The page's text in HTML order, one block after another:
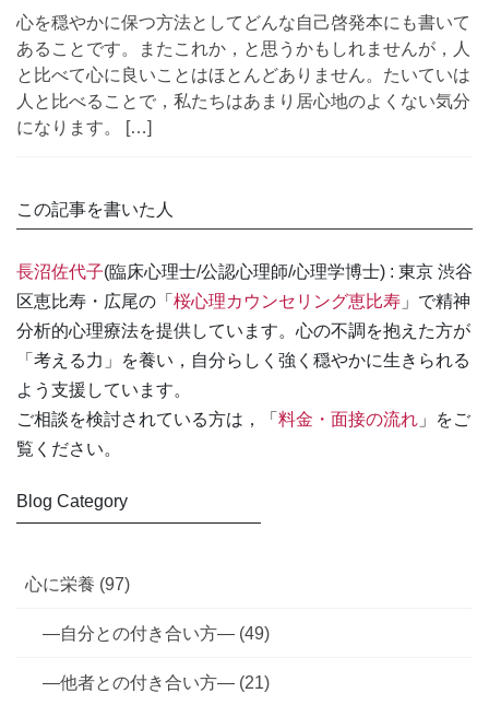
心を穏やかに保つ方法としてどんな自己啓発本にも書いて
あることです。またこれか，と思うかもしれませんが，人
と比べて心に良いことはほとんどありません。たいていは
人と比べることで，私たちはあまり居心地のよくない気分
になります。 […]
この記事を書いた人
長沼佐代子(臨床心理士/公認心理師/心理学博士) : 東京 渋谷
区恵比寿・広尾の「 桜心理カウンセリング恵比寿 」で精神
分析的心理療法を提供しています。心の不調を抱えた方が
「考える力」を養い，自分らしく強く穏やかに生きられる
よう支援しています。
ご相談を検討されている方は，「 料金・面接の流れ 」をご
覧ください。
Blog Category
――――――――――――――
心に栄養 (97)
—自分との付き合い方— (49)
—他者との付き合い方— (21)